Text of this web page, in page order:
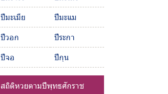
ปีมะเมีย
ปีมะแม
ปีวอก
ปีระกา
ปีจอ
ปีกุน
สถิติหวยตามปีพุทธศักราช